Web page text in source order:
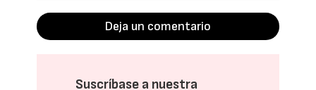
Deja un comentario
Suscríbase a nuestra